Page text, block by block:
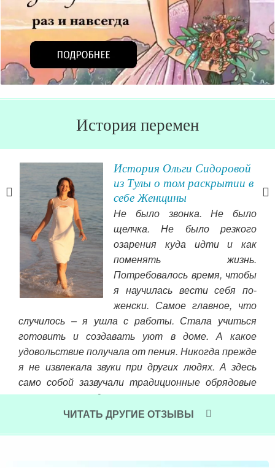
История перемен
История Ольги Сидоровой
из Тулы о том раскрытии в
себе Женщины
Не было звонка. Не было
щелчка. Не было резкого
озарения куда идти и как
поменять жизнь.
Потребовалось время, чтобы
я научилась вести себя по-
женски. Самое главное, что
случилось – я ушла с работы. Стала учиться
готовить и создавать уют в доме. А какое
удовольствие получала от пения. Никогда прежде
я не извлекала звуки при других людях. А здесь
само собой зазвучали традиционные обрядовые
песни наших предков.
Читать далее »
ЧИТАТЬ ДРУГИЕ ОТЗЫВЫ